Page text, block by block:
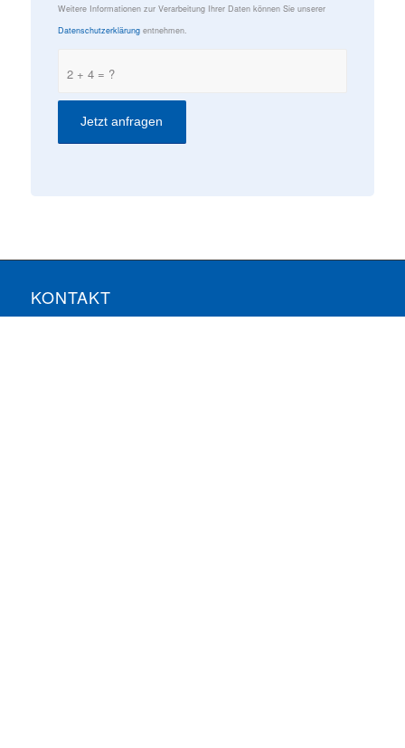
Weitere Informationen zur Verarbeitung Ihrer Daten können Sie unserer
Datenschutzerklärungentnehmen.
2 + 4 = ?
KONTAKT